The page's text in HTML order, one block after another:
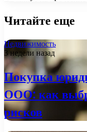
Читайте еще
Недвижимость
3 недели назад
Покупка
ООО: как
рисков